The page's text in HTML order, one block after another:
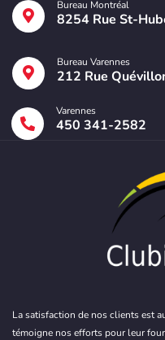
Bureau Montréal
8254 Rue St-
Bureau Varennes
212 Rue
Varennes
450 341-2582
La satisfaction de nos clients est
témoigne nos efforts pour leur